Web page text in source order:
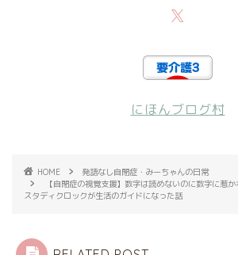
にほんブログ村
HOME
発語なし自閉症・みーちゃんの日常
【自閉症の視覚支援】数字は読めないのに数字に惹
スタディクロックが生活のガイドになった話